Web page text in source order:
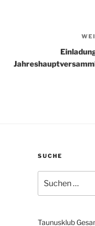
SUCHE
nach:
Taunusklub